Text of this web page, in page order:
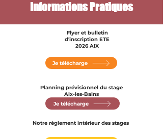
Informations Pratiques
Flyer et bulletin
d'inscription ETE
2026 AIX
Je télécharge
Planning prévisionnel du stage
Aix-les-Bains
Je télécharge
Notre règlement intérieur des stages